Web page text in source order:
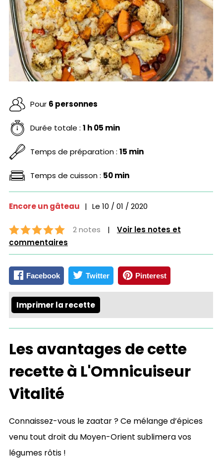
Pour 6 personnes
Durée totale : 1 h 05 min
Temps de préparation : 15 min
Temps de cuisson : 50 min
Encore un gâteau | Le 10 / 01 / 2020
2 notes |
Voir les notes et
commentaires
Facebook Twitter Pinterest
Imprimer la recette
Les avantages de cette
recette à L'Omnicuiseur
Vitalité
Connaissez-vous le zaatar ? Ce mélange d’épices
venu tout droit du Moyen-Orient sublimera vos
légumes rôtis !